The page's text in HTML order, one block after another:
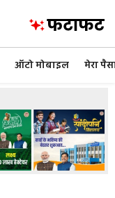
ऑटो मोबाइल मेरा